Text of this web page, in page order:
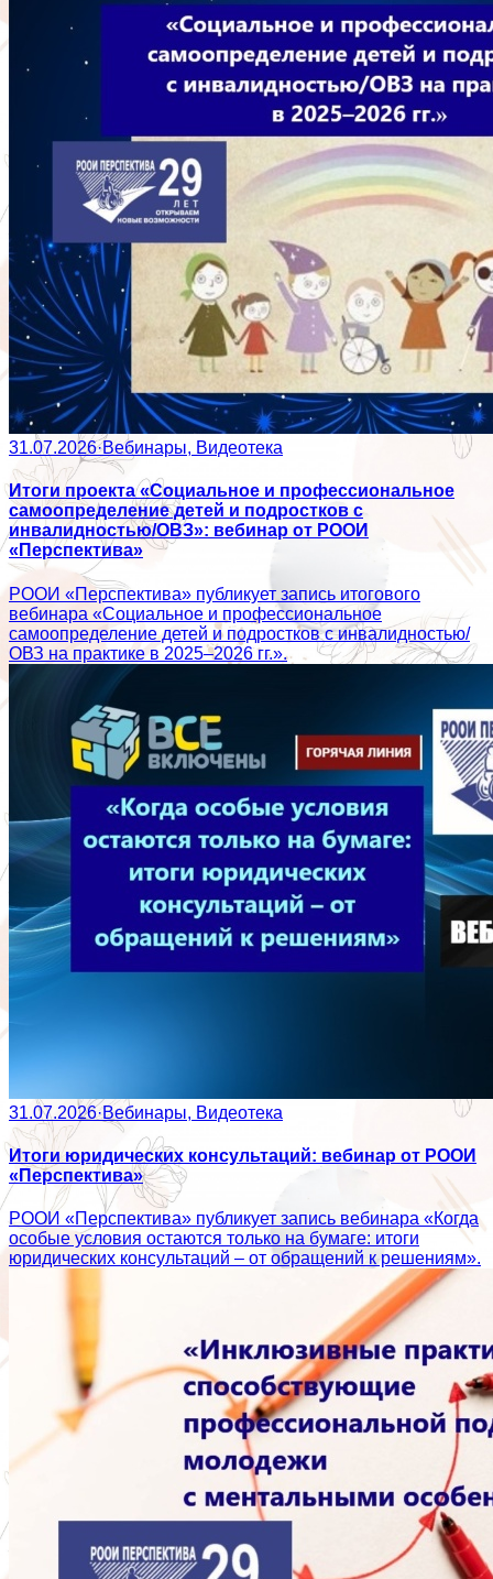
31.07.2026·Вебинары, Видеотека
Итоги проекта «Социальное и профессиональное
самоопределение детей и подростков с
инвалидностью/ОВЗ»: вебинар от РООИ
«Перспектива»
РООИ «Перспектива» публикует запись итогового
вебинара «Социальное и профессиональное
самоопределение детей и подростков с инвалидностью/
ОВЗ на практике в 2025–2026 гг.».
31.07.2026·Вебинары, Видеотека
Итоги юридических консультаций: вебинар от РООИ
«Перспектива»
РООИ «Перспектива» публикует запись вебинара «Когда
особые условия остаются только на бумаге: итоги
юридических консультаций – от обращений к решениям».